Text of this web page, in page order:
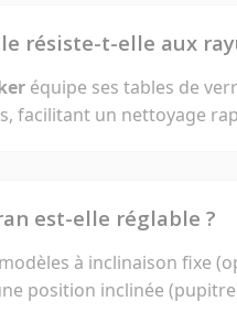
résiste-t-elle aux
équipe ses tables de
facilitant un nettoyage
est-elle réglable ?
à inclinaison fixe
position inclinée